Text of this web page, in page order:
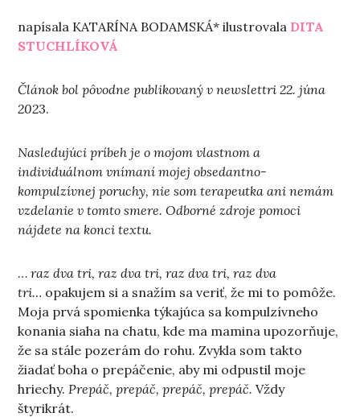
napísala KATARÍNA BODAMSKÁ* ilustrovala DITA
STUCHLÍKOVÁ
Článok bol pôvodne publikovaný v newslettri 22. júna
2023.
Nasledujúci príbeh je o mojom vlastnom a
individuálnom vnímaní mojej obsedantno-
kompulzívnej poruchy, nie som terapeutka ani nemám
vzdelanie v tomto smere. Odborné zdroje pomoci
nájdete na konci textu.
…raz dva tri, raz dva tri, raz dva tri, raz dva
tri… opakujem si a snažím sa veriť, že mi to pomôže.
Moja prvá spomienka týkajúca sa kompulzívneho
konania siaha na chatu, kde ma mamina upozorňuje,
že sa stále pozerám do rohu. Zvykla som takto
žiadať boha o prepáčenie, aby mi odpustil moje
hriechy. Prepáč, prepáč, prepáč, prepáč. Vždy
štyrikrát.